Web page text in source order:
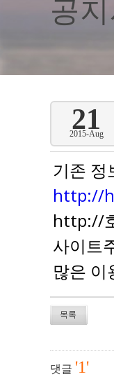
공
21
2015-Aug
기존 정
http://
http://
사이트
많은 이
목록
댓글 '1'